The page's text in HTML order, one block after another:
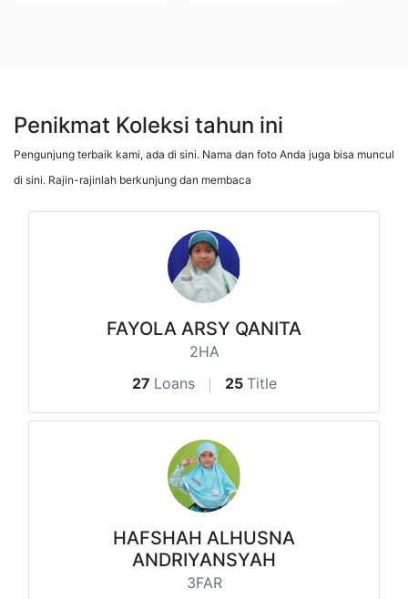
Penikmat Koleksi tahun ini
Pengunjung terbaik kami, ada di sini. Nama dan foto Anda juga bisa muncul
di sini. Rajin-rajinlah berkunjung dan membaca
FAYOLA ARSY QANITA
2HA
27 Loans 25 Title
HAFSHAH ALHUSNA
ANDRIYANSYAH
3FAR